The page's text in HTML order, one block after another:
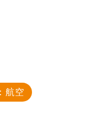
航空